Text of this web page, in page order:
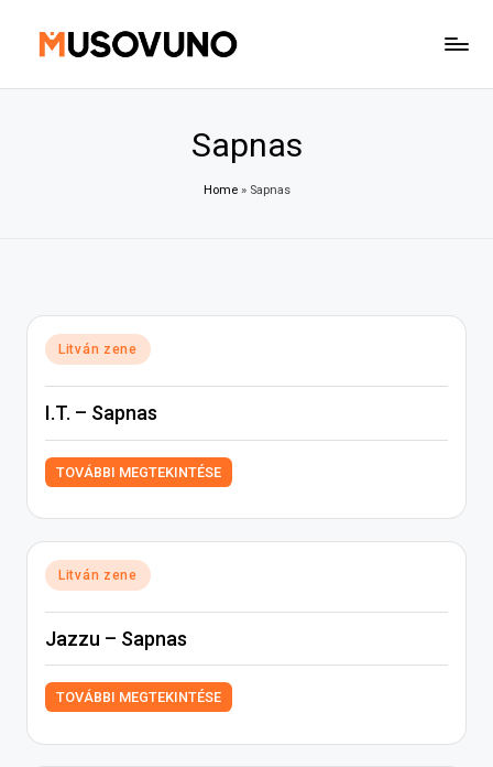
Sapnas
Home» Sapnas
Posted
in
Litván zene
I.T. – Sapnas
TOVÁBBI MEGTEKINTÉSE
Posted
in
Litván zene
Jazzu – Sapnas
TOVÁBBI MEGTEKINTÉSE